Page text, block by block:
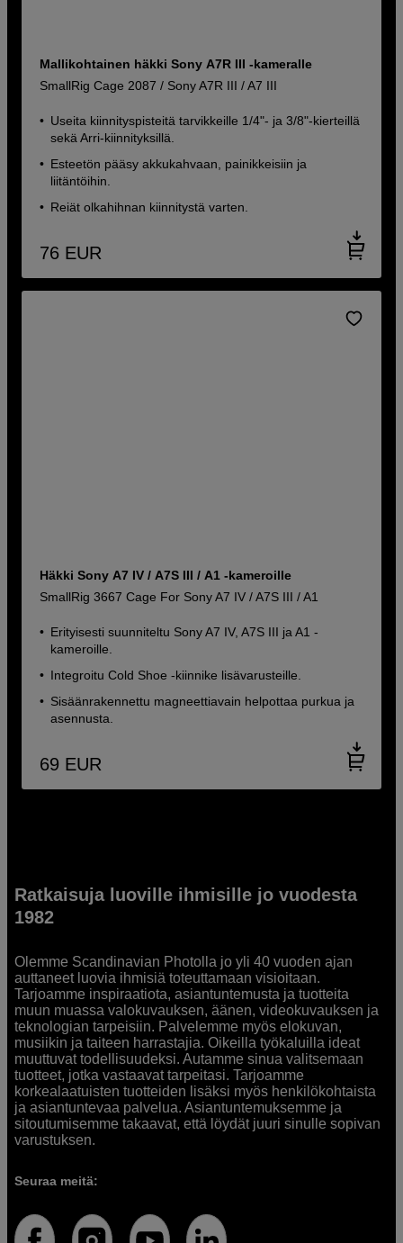
Mallikohtainen häkki Sony A7R III -kameralle
SmallRig Cage 2087 / Sony A7R III / A7 III
Useita kiinnityspisteitä tarvikkeille 1/4"- ja 3/8"-kierteillä
sekä Arri-kiinnityksillä.
Esteetön pääsy akkukahvaan, painikkeisiin ja
liitäntöihin.
Reiät olkahihnan kiinnitystä varten.
76 EUR
Häkki Sony A7 IV / A7S III / A1 -kameroille
SmallRig 3667 Cage For Sony A7 IV / A7S III / A1
Erityisesti suunniteltu Sony A7 IV, A7S III ja A1 -
kameroille.
Integroitu Cold Shoe -kiinnike lisävarusteille.
Sisäänrakennettu magneettiavain helpottaa purkua ja
asennusta.
69 EUR
Ratkaisuja luoville ihmisille jo vuodesta
1982
Olemme Scandinavian Photolla jo yli 40 vuoden ajan
auttaneet luovia ihmisiä toteuttamaan visioitaan.
Tarjoamme inspiraatiota, asiantuntemusta ja tuotteita
muun muassa valokuvauksen, äänen, videokuvauksen ja
teknologian tarpeisiin. Palvelemme myös elokuvan,
musiikin ja taiteen harrastajia. Oikeilla työkaluilla ideat
muuttuvat todellisuudeksi. Autamme sinua valitsemaan
tuotteet, jotka vastaavat tarpeitasi. Tarjoamme
korkealaatuisten tuotteiden lisäksi myös henkilökohtaista
ja asiantuntevaa palvelua. Asiantuntemuksemme ja
sitoutumisemme takaavat, että löydät juuri sinulle sopivan
varustuksen.
Seuraa meitä: